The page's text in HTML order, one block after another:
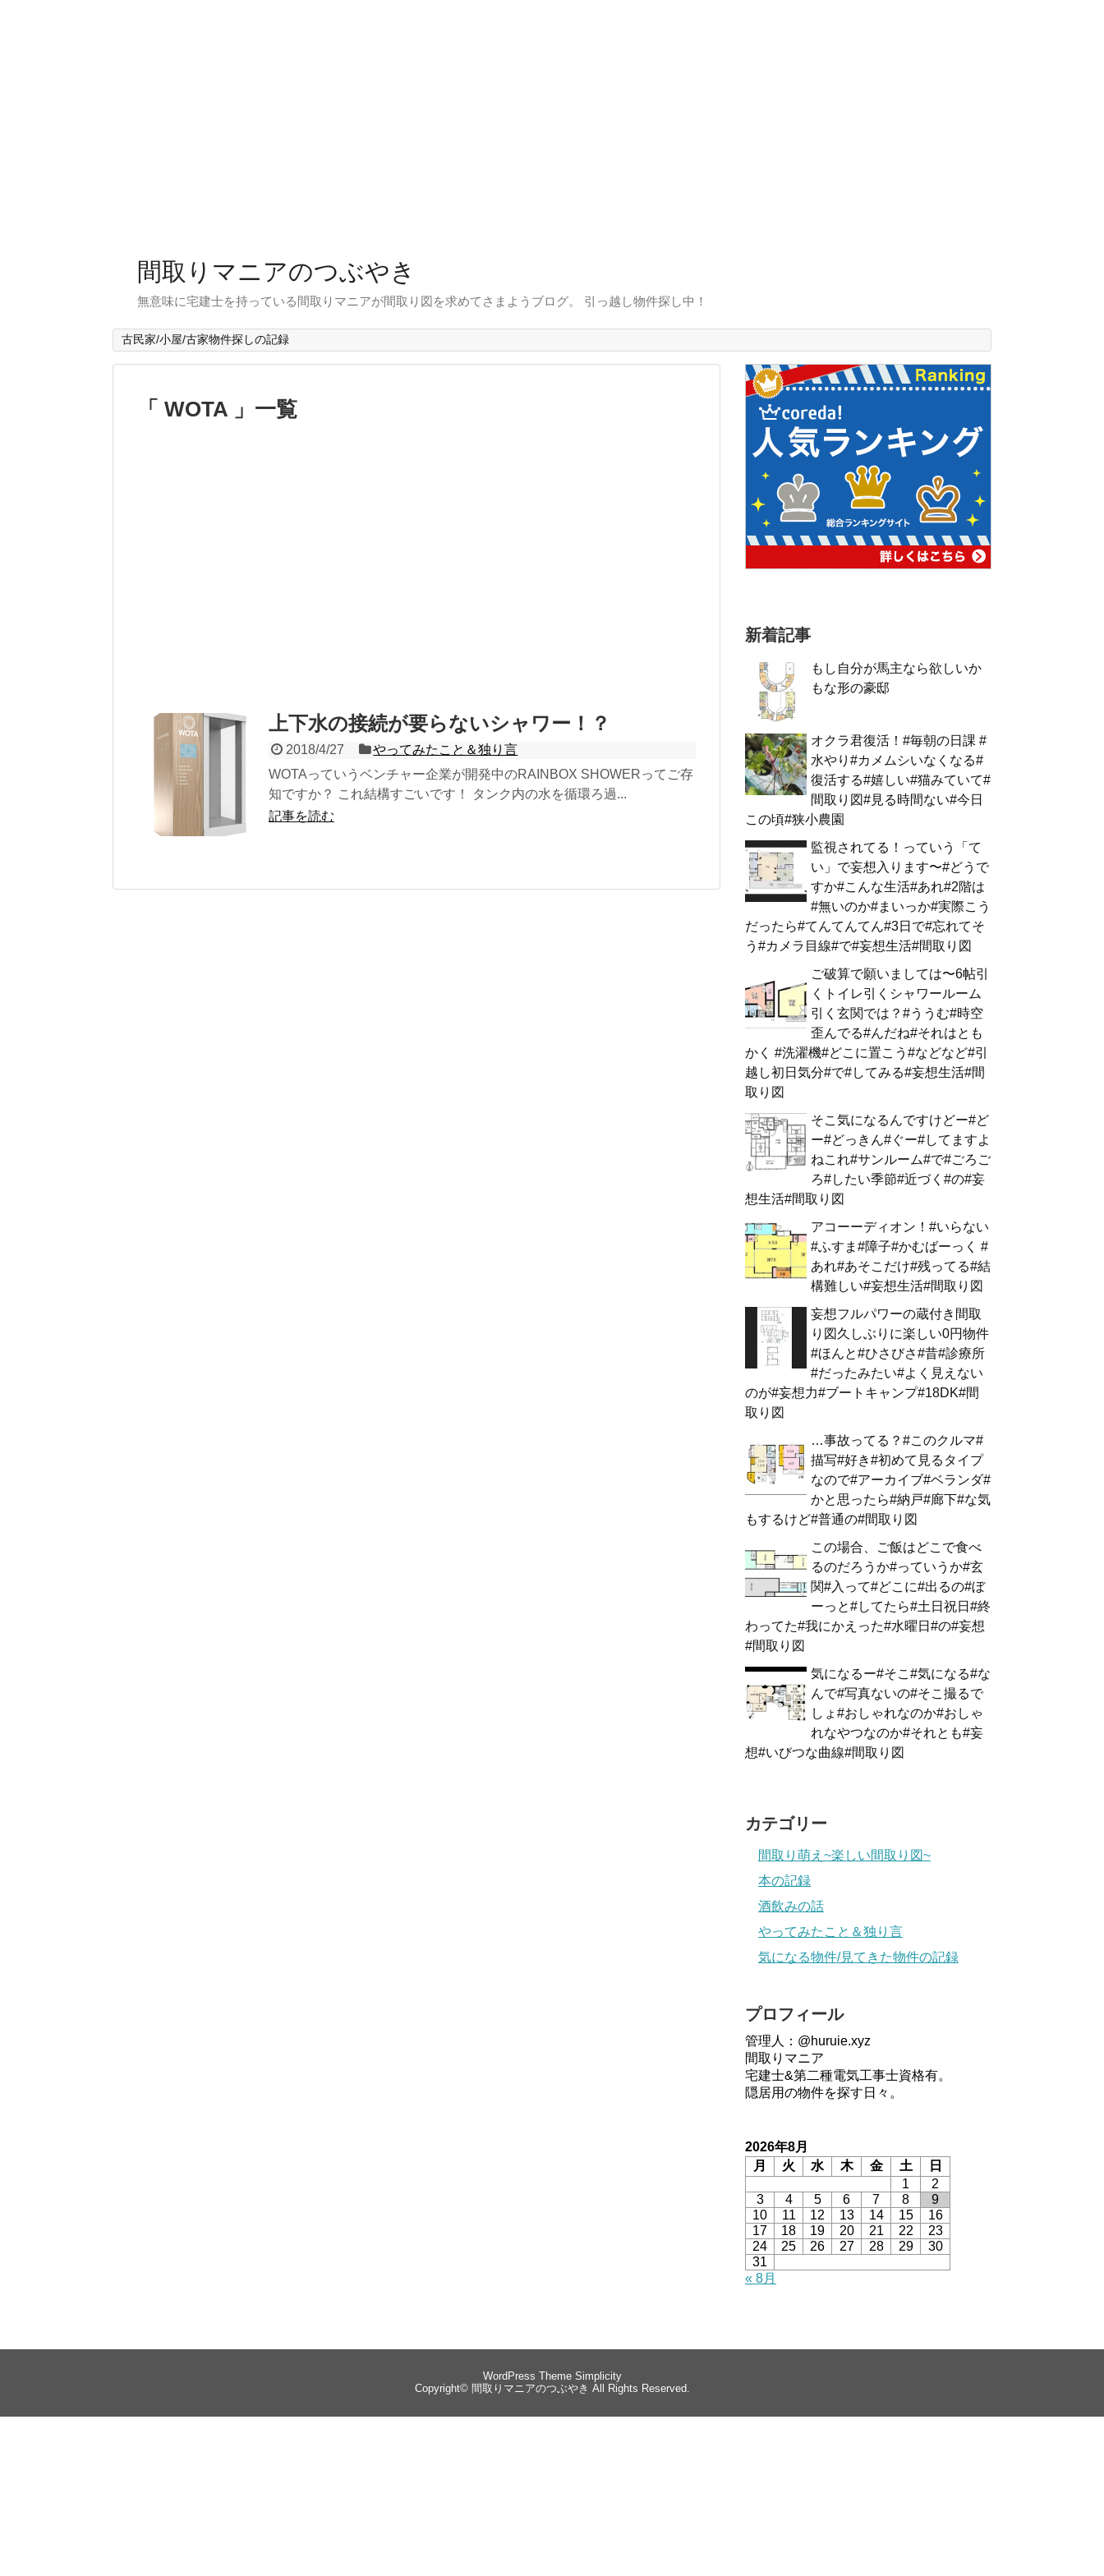
間取りマニアのつぶやき
無意味に宅建士を持っている間取りマニアが間取り図を求めてさまようブログ。 引っ越し物件探し中！
古民家/小屋/古家物件探しの記録
「 WOTA 」一覧
上下水の接続が要らないシャワー！？
2018/4/27
やってみたこと＆独り言
WOTAっていうベンチャー企業が開発中のRAINBOX SHOWERってご存
知ですか？ これ結構すごいです！ タンク内の水を循環ろ過...
記事を読む
新着記事
もし自分が馬主なら欲しいか
もな形の豪邸
オクラ君復活！#毎朝の日課 #
水やり#カメムシいなくなる#
復活する#嬉しい#猫みていて#
間取り図#見る時間ない#今日
この頃#狭小農園
監視されてる！っていう「て
い」で妄想入ります〜#どうで
すか#こんな生活#あれ#2階は
#無いのか#まいっか#実際こう
だったら#てんてんてん#3日で#忘れてそ
う#カメラ目線#で#妄想生活#間取り図
ご破算で願いましては〜6帖引
くトイレ引くシャワールーム
引く玄関では？#ううむ#時空
歪んでる#んだね#それはとも
かく #洗濯機#どこに置こう#などなど#引
越し初日気分#で#してみる#妄想生活#間
取り図
そこ気になるんですけどー#ど
ー#どっきん#ぐー#してますよ
ねこれ#サンルーム#で#ごろご
ろ#したい季節#近づく#の#妄
想生活#間取り図
アコーーディオン！#いらない
#ふすま#障子#かむばーっく #
あれ#あそこだけ#残ってる#結
構難しい#妄想生活#間取り図
妄想フルパワーの蔵付き間取
り図久しぶりに楽しい0円物件
#ほんと#ひさびさ#昔#診療所
#だったみたい#よく見えない
のが#妄想力#ブートキャンプ#18DK#間
取り図
…事故ってる？#このクルマ#
描写#好き#初めて見るタイプ
なので#アーカイブ#ベランダ#
かと思ったら#納戸#廊下#な気
もするけど#普通の#間取り図
この場合、ご飯はどこで食べ
るのだろうか#っていうか#玄
関#入って#どこに#出るの#ぼ
ーっと#してたら#土日祝日#終
わってた#我にかえった#水曜日#の#妄想
#間取り図
気になるー#そこ#気になる#な
んで#写真ないの#そこ撮るで
しょ#おしゃれなのか#おしゃ
れなやつなのか#それとも#妄
想#いびつな曲線#間取り図
カテゴリー
間取り萌え~楽しい間取り図~
本の記録
酒飲みの話
やってみたこと＆独り言
気になる物件/見てきた物件の記録
プロフィール
管理人：@huruie.xyz
間取りマニア
宅建士&第二種電気工事士資格有。
隠居用の物件を探す日々。
2026年8月
月
火 水 木 金 土
日
1
2
3
4 5 6 7 8
9
10
11 12 13 14 15
16
17
18 19 20 21 22
23
24
25 26 27 28 29
30
31
« 8月
WordPress Theme Simplicity
Copyright© 間取りマニアのつぶやき All Rights Reserved.